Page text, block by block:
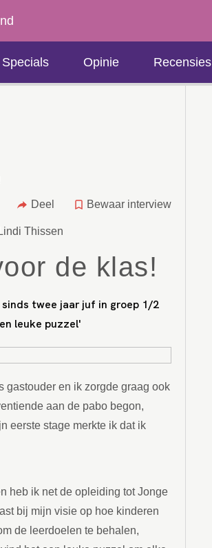
Specials Opinie Recensies
Deel Bewaar interview
Thissen
de klas!
twee jaar juf in groep 1/2
leuke puzzel'
gastouder en ik zorgde graag ook
aan de pabo begon,
eerste stage merkte ik dat ik
heb ik net de opleiding tot Jonge
bij mijn visie op hoe kinderen
de leerdoelen te behalen,